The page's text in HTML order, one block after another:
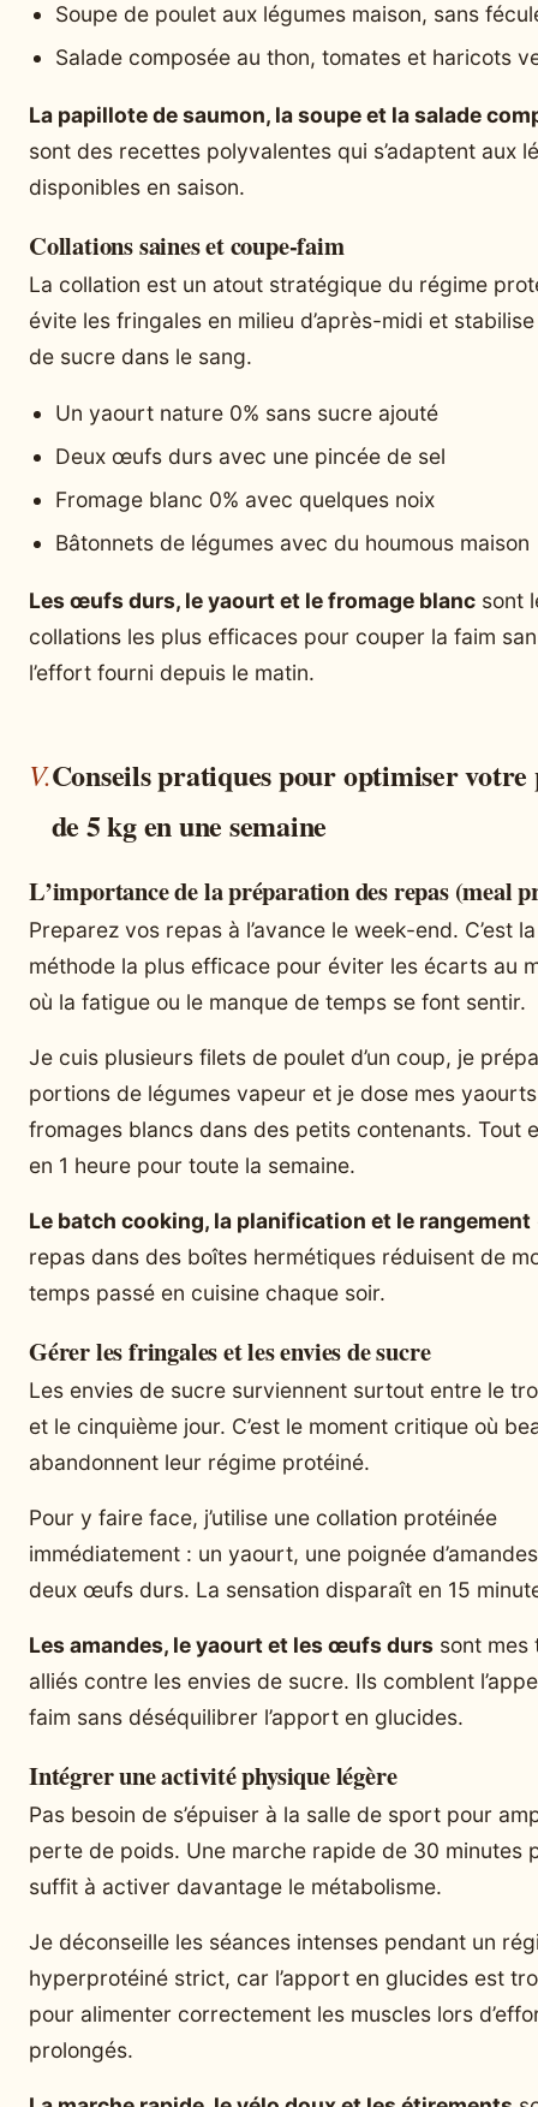
Soupe de poulet aux légumes maison, sans
Salade composée au thon, tomates et haricots
La papillote de saumon, la soupe et la salade
sont des recettes polyvalentes qui s’adaptent aux
disponibles en saison.
Collations saines et coupe-faim
La collation est un atout stratégique du régime
évite les fringales en milieu d’après-midi et
de sucre dans le sang.
Un yaourt nature 0% sans sucre ajouté
Deux œufs durs avec une pincée de sel
Fromage blanc 0% avec quelques noix
Bâtonnets de légumes avec du houmous maison
Les œufs durs, le yaourt et le fromage blanc sont
collations les plus efficaces pour couper la faim
l’effort fourni depuis le matin.
Conseils pratiques pour optimiser votre
de 5 kg en une semaine
L’importance de la préparation des repas (meal
Preparez vos repas à l’avance le week-end. C’est la
méthode la plus efficace pour éviter les écarts au
où la fatigue ou le manque de temps se font sentir.
Je cuis plusieurs filets de poulet d’un coup, je
portions de légumes vapeur et je dose mes
fromages blancs dans des petits contenants. Tout
en 1 heure pour toute la semaine.
Le batch cooking, la planification et le rangement
repas dans des boîtes hermétiques réduisent de
temps passé en cuisine chaque soir.
Gérer les fringales et les envies de sucre
Les envies de sucre surviennent surtout entre le
et le cinquième jour. C’est le moment critique où
abandonnent leur régime protéiné.
Pour y faire face, j’utilise une collation protéinée
immédiatement : un yaourt, une poignée
deux œufs durs. La sensation disparaît en 15
Les amandes, le yaourt et les œufs durs sont mes
alliés contre les envies de sucre. Ils comblent
faim sans déséquilibrer l’apport en glucides.
Intégrer une activité physique légère
Pas besoin de s’épuiser à la salle de sport pour
perte de poids. Une marche rapide de 30 minutes
suffit à activer davantage le métabolisme.
Je déconseille les séances intenses pendant un
hyperprotéiné strict, car l’apport en glucides est
pour alimenter correctement les muscles lors
prolongés.